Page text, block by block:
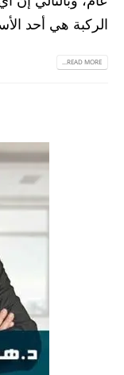
الركبة هي أحد
READ MORE...